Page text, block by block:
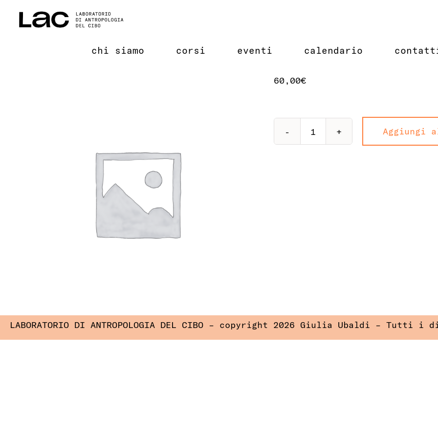
contenuto
chi siamo corsi eventi calendario
60,00€
Street
Food
Aggiungi
LABORATORIO DI ANTROPOLOGIA DEL CIBO – copyright 2026 Giulia Ubaldi –